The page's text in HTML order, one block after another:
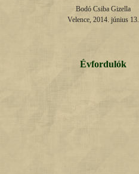
Bodó Csiba Gizella
Velence, 2014. június 13.
Évfordulók